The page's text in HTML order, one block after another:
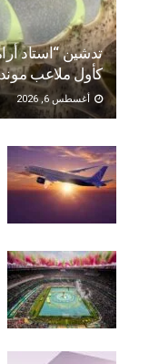
تدشين “استاد
كأول ملاعب مونديال 2034
أغسطس 6, 2026